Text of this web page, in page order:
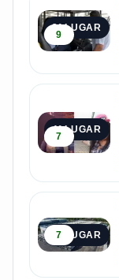
3º LUGAR
9
4º LUGAR
7
5º LUGAR
7